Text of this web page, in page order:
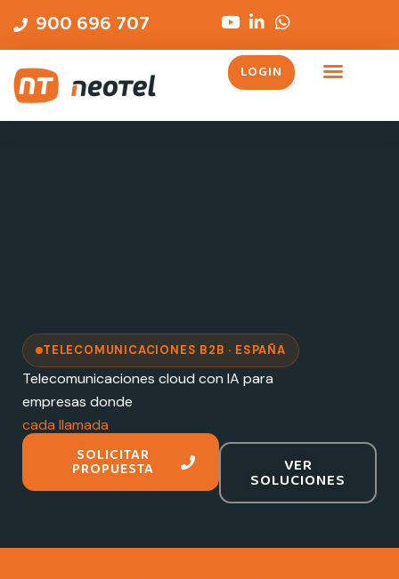
900 696 707
LOGIN
TELECOMUNICACIONES B2B · ESPAÑA
Telecomunicaciones cloud con IA para
empresas donde
cada llamada
importa
SOLICITAR
PROPUESTA VER
SOLUCIONES